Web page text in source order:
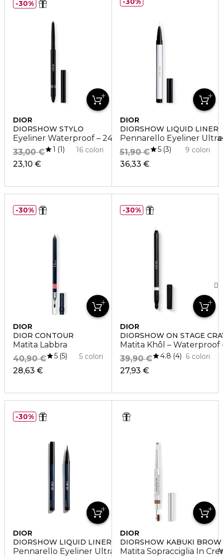
DIOR
DIORSHOW STYLO
Eyeliner Waterproof – 24 Ore di Tenuta – Colore
23,10 €
33,00 € 16 colori
1 1
30%
DIOR
DIORSHOW LIQUID LINER
Pennarello Eyeliner
36,33 €
51,90 € 9 colori
5 3
DIOR
DIOR CONTOUR
Matita Labbra
28,63 €
40,90 € 5 colori
5 5
30%
DIOR
DIORSHOW ON STAGE
Matita Khôl – Waterproof
27,93 €
39,90 € 6 colori
4.8 4
30%
DIOR
DIORSHOW LIQUID LINER
Pennarello Eyeliner Ultra-Preciso – Colore Intenso
30%
DIOR
DIORSHOW KABUKI BROW
Matita Sopracciglia In